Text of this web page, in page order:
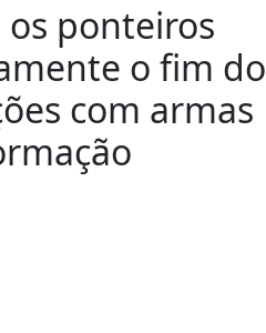
ponteiros
o fim do
com armas